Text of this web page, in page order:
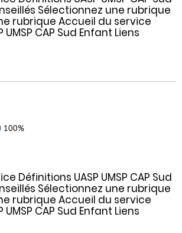
Sélectionnez une rubrique
rubrique Accueil du service
UMSP CAP Sud Enfant Liens
100%
Définitions UASP UMSP CAP Sud
Sélectionnez une rubrique
rubrique Accueil du service
UMSP CAP Sud Enfant Liens